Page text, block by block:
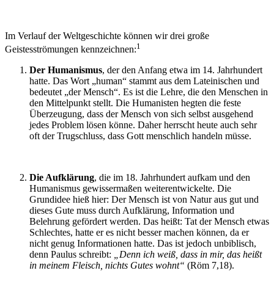
Im Verlauf der Weltgeschichte können wir drei große
Geistesströmungen kennzeichnen:1
Der Humanismus, der den Anfang etwa im 14. Jahrhundert
hatte. Das Wort „human“ stammt aus dem Lateinischen und
bedeutet „der Mensch“. Es ist die Lehre, die den Menschen in
den Mittelpunkt stellt. Die Humanisten hegten die feste
Überzeugung, dass der Mensch von sich selbst ausgehend
jedes Problem lösen könne. Daher herrscht heute auch sehr
oft der Trugschluss, dass Gott menschlich handeln müsse.
Die Aufklärung, die im 18. Jahrhundert aufkam und den
Humanismus gewissermaßen weiterentwickelte. Die
Grundidee hieß hier: Der Mensch ist von Natur aus gut und
dieses Gute muss durch Aufklärung, Information und
Belehrung gefördert werden. Das heißt: Tat der Mensch etwas
Schlechtes, hatte er es nicht besser machen können, da er
nicht genug Informationen hatte. Das ist jedoch unbiblisch,
denn Paulus schreibt:
„Denn ich weiß, dass in mir, das heißt
in meinem Fleisch, nichts Gutes wohnt“ (Röm 7,18).